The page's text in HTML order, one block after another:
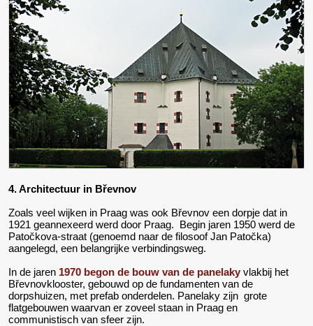
4. Architectuur in Břevnov
Zoals veel wijken in Praag was ook Břevnov een dorpje dat in
1921 geannexeerd werd door Praag. Begin jaren 1950 werd de
Patočkova-straat (genoemd naar de filosoof Jan Patočka)
aangelegd, een belangrijke verbindingsweg.
In de jaren 1970 begon de bouw van de panelaky vlakbij het
Břevnovklooster, gebouwd op de fundamenten van de
dorpshuizen, met prefab onderdelen. Panelaky zijn grote
flatgebouwen waarvan er zoveel staan in Praag en
communistisch van sfeer zijn.